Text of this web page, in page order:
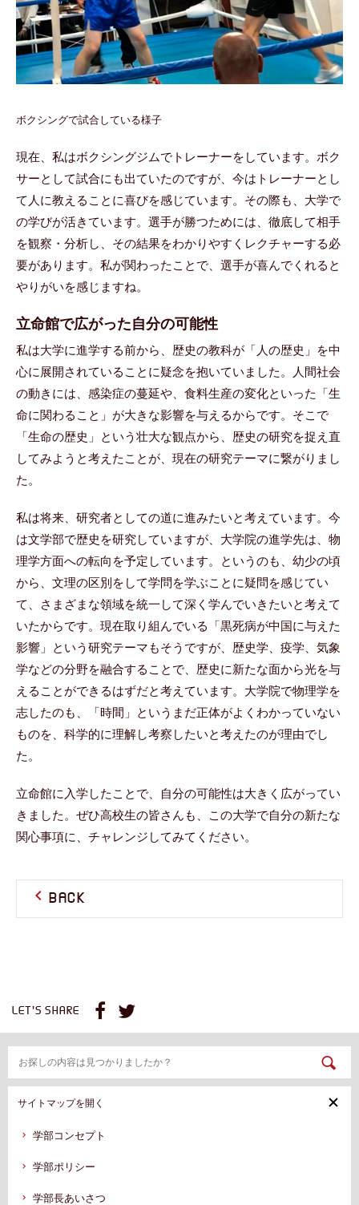
ボクシングで試合している様子
現在、私はボクシングジムでトレーナーをしています。ボク
サーとして試合にも出ていたのですが、今はトレーナーとし
て人に教えることに喜びを感じています。その際も、大学で
の学びが活きています。選手が勝つためには、徹底して相手
を観察・分析し、その結果をわかりやすくレクチャーする必
要があります。私が関わったことで、選手が喜んでくれると
やりがいを感じますね。
立命館で広がった自分の可能性
私は大学に進学する前から、歴史の教科が「人の歴史」を中
心に展開されていることに疑念を抱いていました。人間社会
の動きには、感染症の蔓延や、食料生産の変化といった「生
命に関わること」が大きな影響を与えるからです。そこで
「生命の歴史」という壮大な観点から、歴史の研究を捉え直
してみようと考えたことが、現在の研究テーマに繋がりまし
た。
私は将来、研究者としての道に進みたいと考えています。今
は文学部で歴史を研究していますが、大学院の進学先は、物
理学方面への転向を予定しています。というのも、幼少の頃
から、文理の区別をして学問を学ぶことに疑問を感じてい
て、さまざまな領域を統一して深く学んでいきたいと考えて
いたからです。現在取り組んでいる「黒死病が中国に与えた
影響」という研究テーマもそうですが、歴史学、疫学、気象
学などの分野を融合することで、歴史に新たな面から光を与
えることができるはずだと考えています。大学院で物理学を
志したのも、「時間」というまだ正体がよくわかっていない
ものを、科学的に理解し考察したいと考えたのが理由でし
た。
立命館に入学したことで、自分の可能性は大きく広がってい
きました。ぜひ高校生の皆さんも、この大学で自分の新たな
関心事項に、チャレンジしてみてください。
BACK
LET'S SHARE
サイトマップを開く
学部コンセプト
学部ポリシー
学部⻑あいさつ